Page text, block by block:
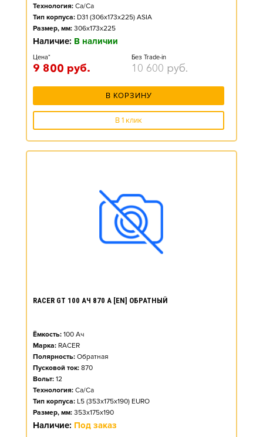
Технология: Ca/Ca
Тип корпуса: D31 (306x173x225) ASIA
Размер, мм: 306x173x225
Наличие: В наличии
Цена*
9 800 руб.
Без Trade-in
10 600 руб.
В КОРЗИНУ
В 1 клик
RACER GT 100 АЧ 870 А [EN] ОБРАТНЫЙ
Ёмкость: 100 Ач
Марка: RACER
Полярность: Обратная
Пусковой ток: 870
Вольт: 12
Технология: Ca/Ca
Тип корпуса: L5 (353x175x190) EURO
Размер, мм: 353x175x190
Наличие: Под заказ